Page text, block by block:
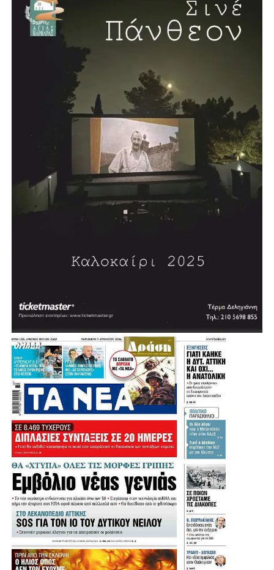
Λίγο μετά τις 11:30 στη Μητρόπολη έφτασε ο πρώην
υπουργός και πρώην πρόεδρος του ΠΑΣΟΚ, Ευάγγελος
Βενιζέλος, ο δήμαρχος Αθηναίων, Χάρης Δούκας αλλά και
ο πρώην πρόεδρος της Δημοκρατίας Προκόπης
Παυλόπουλος.
«Συνταγματικοί Προβληματισμοί» (1993),«Η Ελλάδα
Μπροστά στο 2000: Ένα Νέο Συνταγματικό Πλαίσιο»
(1998), «Η Βουλευτική Ασυλία» (2000), «Οι Τρεις Απειλές
του Αιώνα» (2002), «Πολιτι(στι)κή φωτογραμμετρία»
(2005), «Η Μεταναστευτική Πολιτική της Ευρώπης»
(2006), «Η Αναγκαία Αναθεώρηση» (2006), «Τυφλοί
στρατοί-Η Δύση και η Απειλή του Ισλαμικού
Φονταμενταλισμού» (2008), «Αναζητώντας την Τέχνη»
(2008)και τη δίγλωσση έκδοση «5 Χρόνια στο Ευρωπαϊκό
Κοινοβούλιο 2004-2009» (2009). Έχει γράψει πολλά
άρθρα πολιτικού και κοινωνικού περιεχομένου.
Επισκέφθηκε, επίσημα προσκεκλημένος, την Αγγλία, τη
Δυτική Γερμανία και τις ΗΠΑ.
Τιμήθηκε από τον τότε Πρόεδρο της Δημοκρατίας Κάρολο
Παπούλια με τον Μεγαλόσταυρο του Τάγματος του
και με άλλα ανώτερα παράσημα διαφόρων κρατών.
Πηγή: protothema
.
.